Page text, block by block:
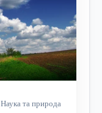
Наука та природа